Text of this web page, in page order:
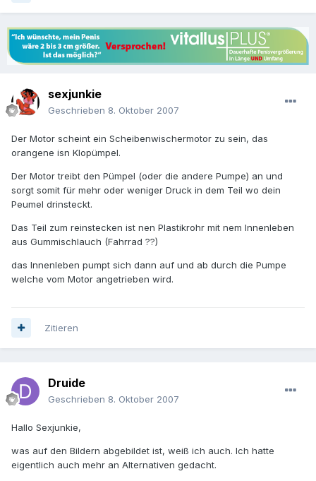
sexjunkie
Geschrieben 8. Oktober 2007
Der Motor scheint ein Scheibenwischermotor zu sein, das
orangene isn Klopümpel.
Der Motor treibt den Pümpel (oder die andere Pumpe) an und
sorgt somit für mehr oder weniger Druck in dem Teil wo dein
Peumel drinsteckt.
Das Teil zum reinstecken ist nen Plastikrohr mit nem Innenleben
aus Gummischlauch (Fahrrad ??)
das Innenleben pumpt sich dann auf und ab durch die Pumpe
welche vom Motor angetrieben wird.
Zitieren
Druide
Geschrieben 8. Oktober 2007
Hallo Sexjunkie,
was auf den Bildern abgebildet ist, weiß ich auch. Ich hatte
eigentlich auch mehr an Alternativen gedacht.